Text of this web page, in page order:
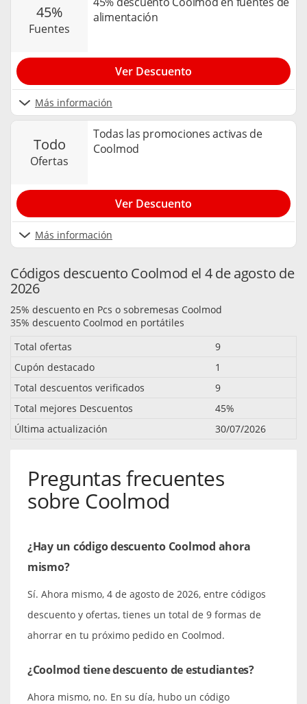
45%
fuentes
alimentación
Más información
Ver Descuento
todo
ofertas
Todas las promociones activas de
Coolmod
Más información
Ver Descuento
Códigos descuento Coolmod el 4 de agosto de
2026
25% descuento en Pcs o sobremesas Coolmod
35% descuento Coolmod en portátiles
Total ofertas
9
Cupón destacado
1
Total descuentos verificados
9
Total mejores Descuentos
45%
Última actualización
30/07/2026
Preguntas frecuentes
sobre Coolmod
¿Hay un código descuento Coolmod ahora
mismo?
Sí. Ahora mismo, 4 de agosto de 2026, entre códigos
descuento y ofertas, tienes un total de 9 formas de
ahorrar en tu próximo pedido en Coolmod.
¿Coolmod tiene descuento de estudiantes?
Ahora mismo, no. En su día, hubo un código